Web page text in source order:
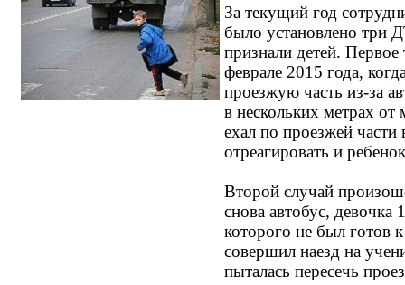
За текущий год
было установлено три
признали детей. Первое
феврале 2015 года,
проезжую часть из-за
в нескольких метрах
ехал по проезжей части
отреагировать и
Второй случай
снова автобус, девочка
которого не был готов
совершил наезд на
пыталась пересечь